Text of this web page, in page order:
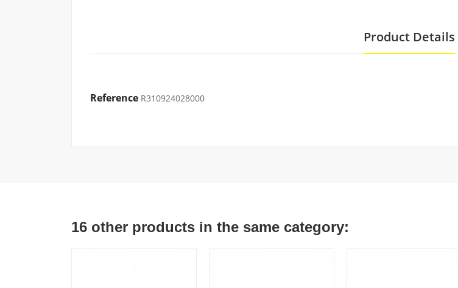
Product Details
Reference R310924028000
16 other products in the same category: